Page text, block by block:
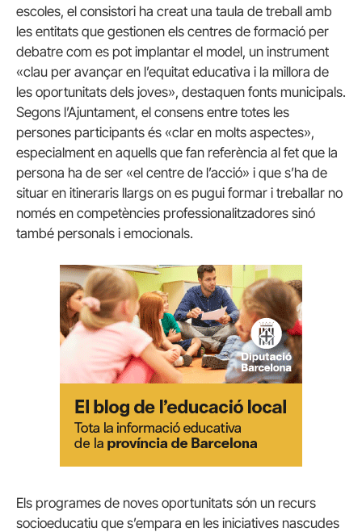
escoles, el consistori ha creat una taula de treball amb
les entitats que gestionen els centres de formació per
debatre com es pot implantar el model, un instrument
«clau per avançar en l’equitat educativa i la millora de
les oportunitats dels joves», destaquen fonts municipals.
Segons l’Ajuntament, el consens entre totes les
persones participants és «clar en molts aspectes»,
especialment en aquells que fan referència al fet que la
persona ha de ser «el centre de l’acció» i que s’ha de
situar en itineraris llargs on es pugui formar i treballar no
només en competències professionalitzadores sinó
també personals i emocionals.
Els programes de noves oportunitats són un recurs
socioeducatiu que s’empara en les iniciatives nascudes